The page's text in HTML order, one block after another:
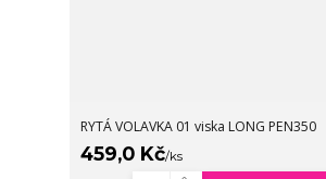
RYTÁ VOLAVKA 01 viska LONG PEN350
459,0 Kč/ks